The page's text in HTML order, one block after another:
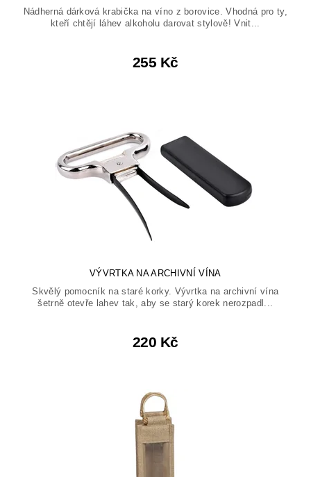
Nádherná dárková krabička na víno z borovice. Vhodná pro ty,
kteří chtějí láhev alkoholu darovat stylově! Vnit...
255 Kč
VÝVRTKA NA ARCHIVNÍ VÍNA
Skvělý pomocník na staré korky. Vývrtka na archivní vína
šetrně otevře lahev tak, aby se starý korek nerozpadl...
220 Kč